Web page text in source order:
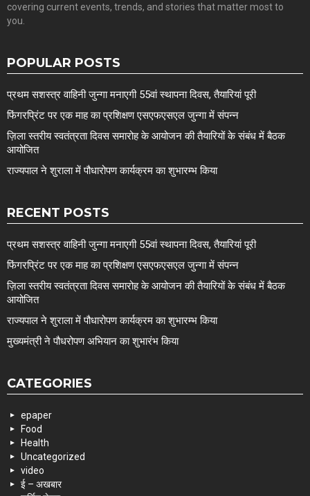
covering current events, trends, and stories that matter most to
you.
POPULAR POSTS
प्रथम सशस्त्र वाहिनी जुन्गा मनाएगी 55वां स्थापना दिवस, तैयारियां पूरी
फिंगरप्रिंट पर एक माह का प्रशिक्षण एसएफएसएल जुन्गा में संपन्न
ज़िला स्तरीय स्वतंत्रता दिवस समारोह के आयोजन की तैयारियों के संबंध में बैठक
आयोजित
राज्यपाल ने शुराला में पौधारोपण कार्यक्रम का शुभारम्भ किया
RECENT POSTS
प्रथम सशस्त्र वाहिनी जुन्गा मनाएगी 55वां स्थापना दिवस, तैयारियां पूरी
फिंगरप्रिंट पर एक माह का प्रशिक्षण एसएफएसएल जुन्गा में संपन्न
ज़िला स्तरीय स्वतंत्रता दिवस समारोह के आयोजन की तैयारियों के संबंध में बैठक
आयोजित
राज्यपाल ने शुराला में पौधारोपण कार्यक्रम का शुभारम्भ किया
मुख्यमंत्री ने पौधरोपण अभियान का शुभारंभ किया
CATEGORIES
epaper
Food
Health
Uncategorized
video
ई – अखबार